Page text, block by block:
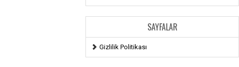
SAYFALAR
Gizlilik Politikası